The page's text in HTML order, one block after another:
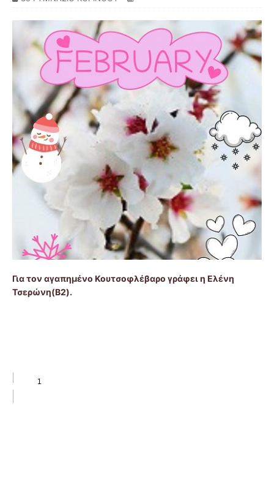
Για τον αγαπημένο Κουτσοφλέβαρο γράφει η Ελένη
Τσερώνη(Β2).